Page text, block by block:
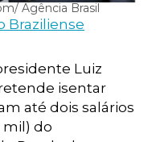
Agência Brasil
Braziliense
Luiz
isentar
até dois salários
mil) do